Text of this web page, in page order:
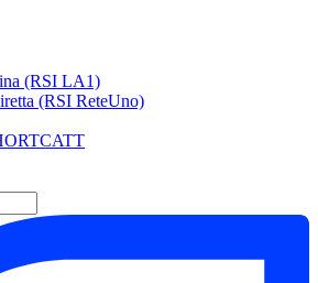
(RSI LA1)
(RSI ReteUno)